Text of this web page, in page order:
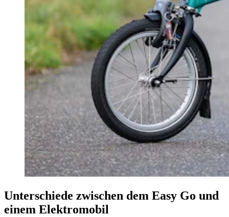
Unterschiede zwischen dem Easy Go und
einem Elektromobil